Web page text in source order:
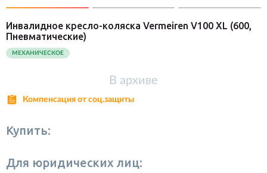
Инвалидное кресло-коляска Vermeiren V100 XL (600,
Пневматические)
МЕХАНИЧЕСКОЕ
В архиве
Компенсация от соц.защиты
Купить:
Для юридических лиц: